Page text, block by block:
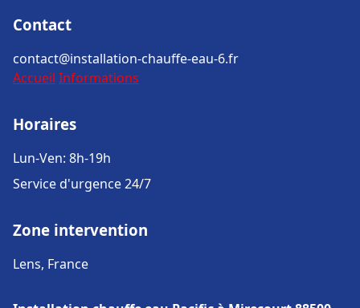
Contact
contact@installation-chauffe-eau-6.fr
Accueil Informations
Horaires
Lun-Ven: 8h-19h
Service d'urgence 24/7
Zone intervention
Lens, France